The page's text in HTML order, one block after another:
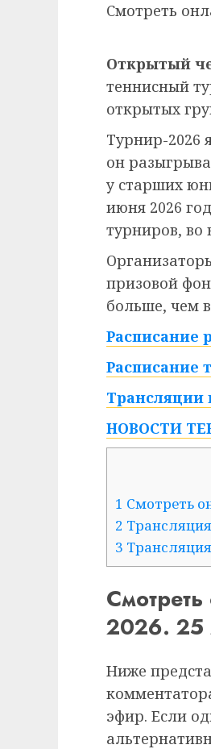
Смотреть
Открытый
теннисный
открытых
Турнир-2026
он
у старших
июня 2026
турниров, во
призовой
больше, чем
Расписание
Расписание
Трансляции
НОВОСТИ
1 Смотреть
2
3
2026. 25
Ниже
эфир. Если